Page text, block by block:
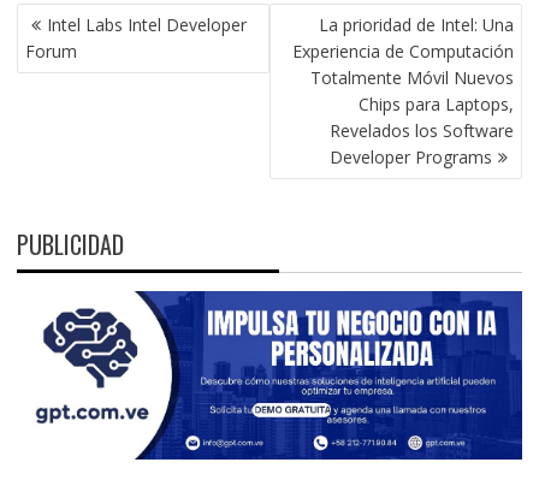
NAVEGACIÓN
DE
ENTRADAS
Intel Labs Intel Developer
Forum
La prioridad de Intel: Una
Experiencia de Computación
Totalmente Móvil Nuevos
Chips para Laptops,
Revelados los Software
Developer Programs
PUBLICIDAD